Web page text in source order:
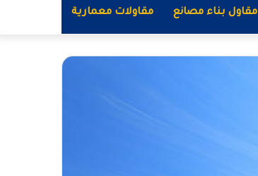
مقاولات معمارية مقاول بناء مصانع